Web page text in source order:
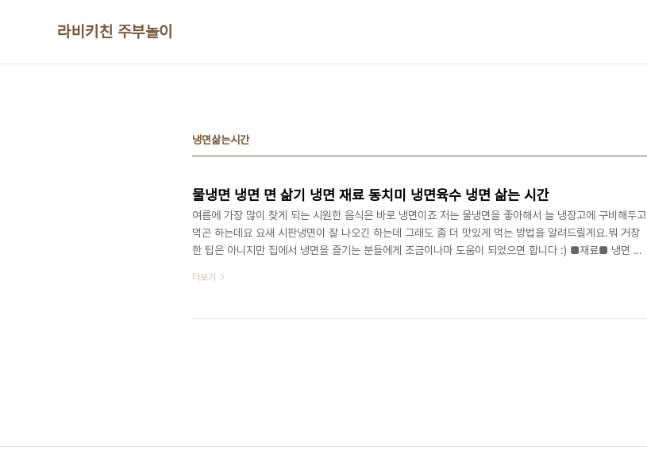
라비키친 주부놀이
냉면삶는시간
물냉면 냉면 면 삶기 냉면 재료 동치미 냉면육수 냉면 삶는 시간
여름에 가장 많이 찾게 되는 시원한 음식은 바로 냉면이죠 저는 물냉면을 좋아해서 늘 냉장고에 구비해두고
먹곤 하는데요 요새 시판냉면이 잘 나오긴 하는데 그래도 좀 더 맛있게 먹는 방법을 알려드릴게요.뭐 거창
한 팁은 아니지만 집에서 냉면을 즐기는 분들에게 조금이나마 도움이 되었으면 합니다 :) ■재료■ 냉면 육
있는 것 같아요 :) 우선 먼저 냉면 면 삶기 알려드릴게요 냄비에 물을 넉넉하게 넣어주시고 끓여줍니다. 그
를 썰었습니다 오이는 식초와 소금 약간의 설탕을 넣은 오이초절임도 맛있는데. 빠르..
더보기